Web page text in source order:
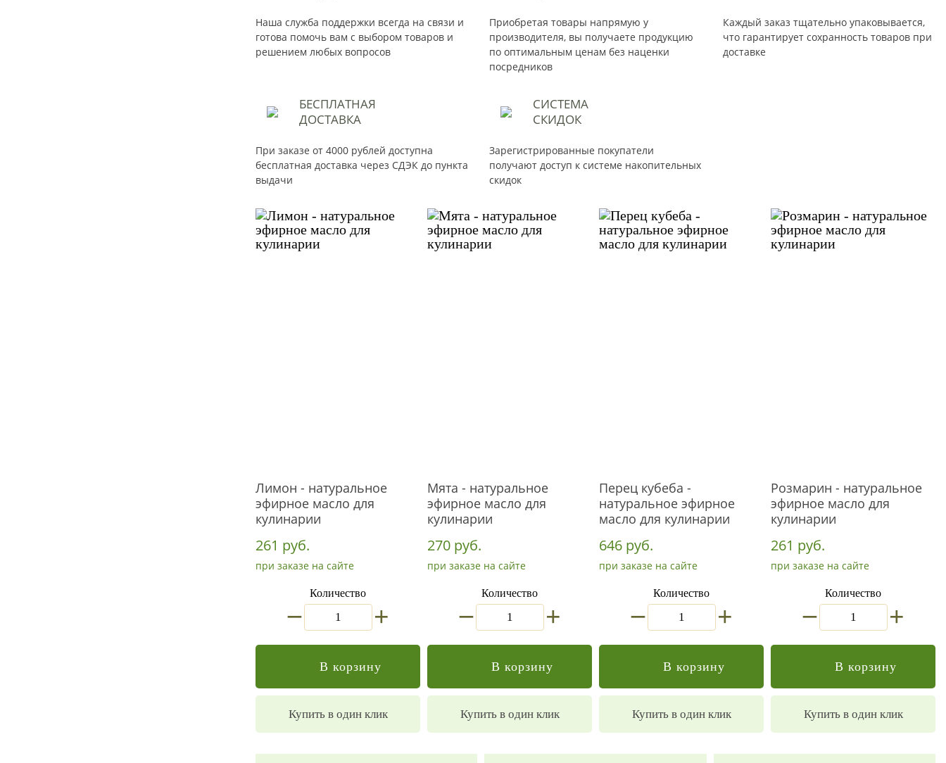
Наша служба поддержки всегда на связи и
готова помочь вам с выбором товаров и
решением любых вопросов
Приобретая товары напрямую у
производителя, вы получаете продукцию
по оптимальным ценам без наценки
посредников
Каждый заказ тщательно упаковывается,
что гарантирует сохранность товаров при
доставке
БЕСПЛАТНАЯ
ДОСТАВКА
При заказе от 4000 рублей доступна
бесплатная доставка через СДЭК до пункта
выдачи
СИСТЕМА
СКИДОК
Зарегистрированные покупатели
получают доступ к системе накопительных
скидок
Лимон - натуральное
эфирное масло для
кулинарии
261 руб.
при заказе на сайте
Количество
+
В корзину
Купить в один клик
Мята - натуральное
эфирное масло для
кулинарии
270 руб.
при заказе на сайте
Количество
+
В корзину
Купить в один клик
Перец кубеба -
натуральное эфирное
масло для кулинарии
646 руб.
при заказе на сайте
Количество
+
В корзину
Купить в один клик
Розмарин - натуральное
эфирное масло для
кулинарии
261 руб.
при заказе на сайте
Количество
+
В корзину
Купить в один клик